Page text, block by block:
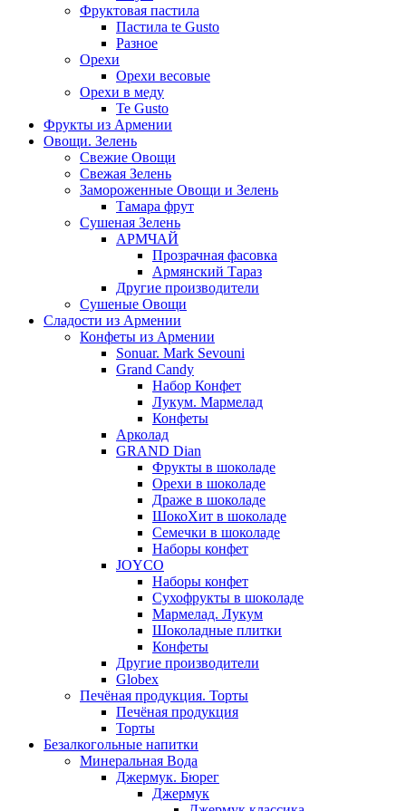
Фруктовая пастила
Пастила te Gusto
Разное
Орехи
Орехи весовые
Орехи в меду
Te Gusto
Фрукты из Армении
Овощи. Зелень
Свежие Овощи
Свежая Зелень
Замороженные Овощи и Зелень
Тамара фрут
Сушеная Зелень
АРМЧАЙ
Прозрачная фасовка
Армянский Тараз
Другие производители
Сушеные Овощи
Сладости из Армении
Конфеты из Армении
Sonuar. Mark Sevouni
Grand Candy
Набор Конфет
Лукум. Мармелад
Конфеты
Арколад
GRAND Dian
Фрукты в шоколаде
Орехи в шоколаде
Драже в шоколаде
ШокоХит в шоколаде
Семечки в шоколаде
Наборы конфет
JOYCO
Наборы конфет
Сухофрукты в шоколаде
Мармелад. Лукум
Шоколадные плитки
Конфеты
Другие производители
Globex
Печёная продукция. Торты
Печёная продукция
Торты
Безалкогольные напитки
Минеральная Вода
Джермук. Бюрег
Джермук